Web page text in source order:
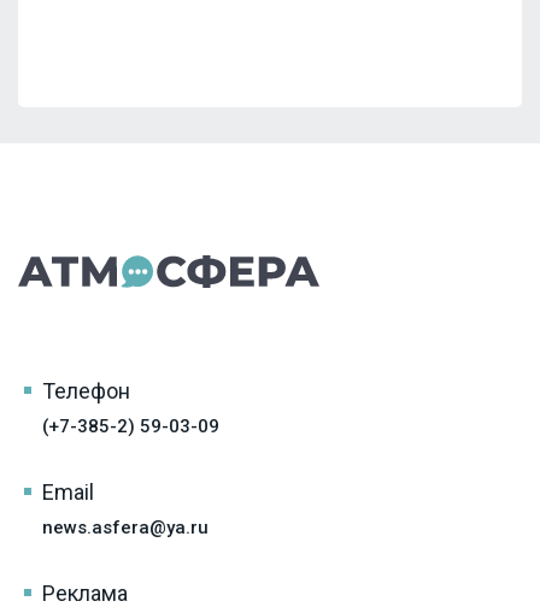
Телефон
(+7-385-2) 59-03-09
Email
news.asfera@ya.ru
Реклама